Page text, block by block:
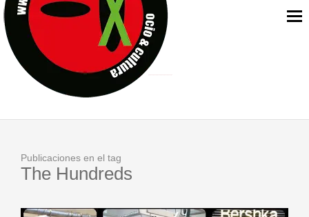
MILITARES JUDÍAS EN #EXVITA
D’BALDOMEROS REINVENTAN [BITÁCORA 3.0] EN EXVITA
MARSHALL FLASH PRESENTA EN EXVITA [RELATIVA
JOFRE BARDAGÍ EN EXVITA INTERPRETANDO A SERRAT
Publicaciones en el tag
The Hundreds